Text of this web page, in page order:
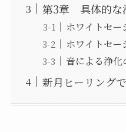
第3章 具体的な
ホワイトセ
ホワイトセ
音による浄化
新月ヒーリング